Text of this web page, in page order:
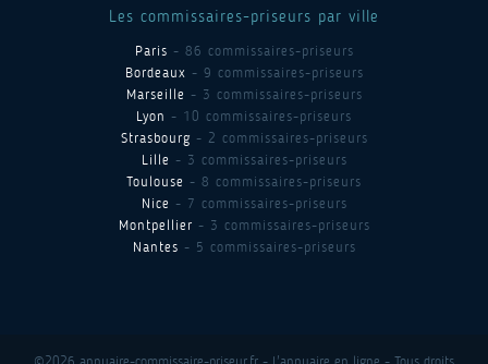
Les commissaires-priseurs par ville
Paris - 86 commissaires-priseurs
Bordeaux - 9 commissaires-priseurs
Marseille - 3 commissaires-priseurs
Lyon - 10 commissaires-priseurs
Strasbourg - 2 commissaires-priseurs
Lille - 3 commissaires-priseurs
Toulouse - 8 commissaires-priseurs
Nice - 7 commissaires-priseurs
Montpellier - 3 commissaires-priseurs
Nantes - 5 commissaires-priseurs